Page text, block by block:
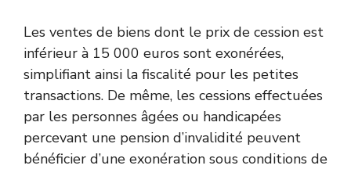
Les ventes de biens dont le prix de cession est
inférieur à 15 000 euros sont exonérées,
simplifiant ainsi la fiscalité pour les petites
transactions. De même, les cessions effectuées
par les personnes âgées ou handicapées
percevant une pension d’invalidité peuvent
bénéficier d’une exonération sous conditions de